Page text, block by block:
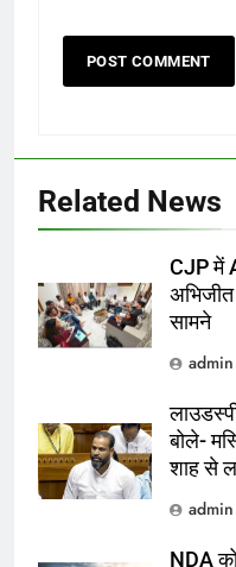
Related News
CJP में
सामने
admin
बोले-
शाह से
admin
NDA को